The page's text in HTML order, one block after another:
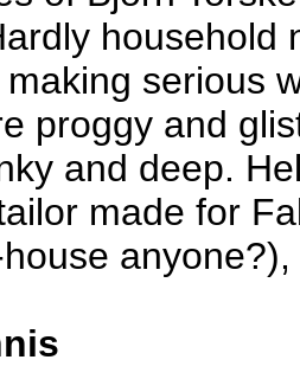
household
serious
proggy and
and deep.
made for